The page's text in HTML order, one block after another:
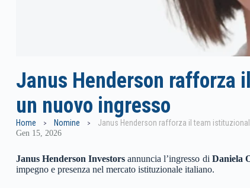
Janus Henderson rafforza
un nuovo ingresso
Home Nomine
Gen 15, 2026
Janus Henderson Investors annuncia l’ingresso di Daniela
impegno e presenza nel mercato istituzionale italiano.